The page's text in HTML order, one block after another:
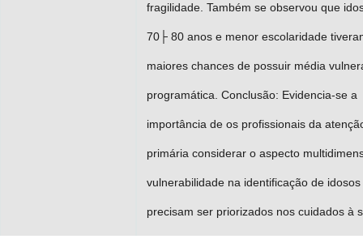
fragilidade. Também se observou que
70├ 80 anos e menor escolaridade
maiores chances de possuir média
programática. Conclusão: Evidencia-se a
importância de os profissionais da
primária considerar o aspecto
vulnerabilidade na identificação de
precisam ser priorizados nos cuidados à